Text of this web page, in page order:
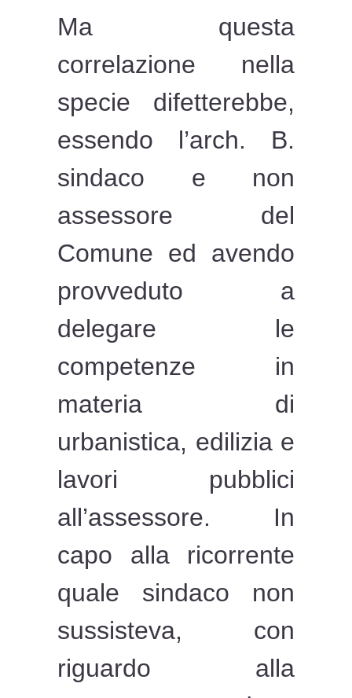
Ma questa
correlazione nella
specie difetterebbe,
essendo l’arch. B.
sindaco e non
assessore del
Comune ed avendo
provveduto a
delegare le
competenze in
materia di
urbanistica, edilizia e
lavori pubblici
all’assessore. In
capo alla ricorrente
quale sindaco non
sussisteva, con
riguardo alla